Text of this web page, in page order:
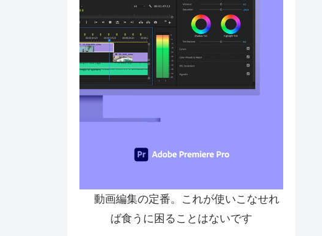
動画編集の定番。これが使いこなせれ
ば食うに困ることはないです